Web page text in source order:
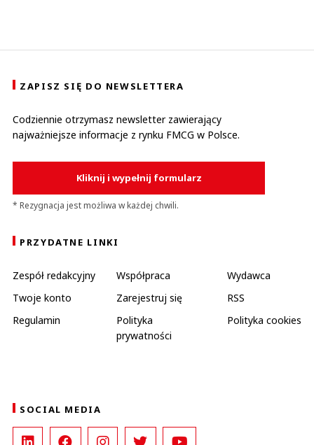
ZAPISZ SIĘ DO NEWSLETTERA
Codziennie otrzymasz newsletter zawierający
najważniejsze informacje z rynku FMCG w Polsce.
Kliknij i wypełnij formularz
* Rezygnacja jest możliwa w każdej chwili.
PRZYDATNE LINKI
Zespół redakcyjny Współpraca
Wydawca
Twoje konto
Zarejestruj się
RSS
Regulamin
Polityka
prywatności
Polityka cookies
SOCIAL MEDIA